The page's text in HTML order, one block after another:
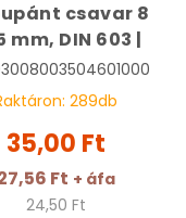
csavar 8
mm, DIN 603 |
289db
35,00 Ft
Ft + áfa
24,50 Ft